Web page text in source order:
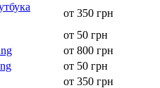
от 350 грн
от 50 грн
от 800 грн
от 50 грн
от 350 грн